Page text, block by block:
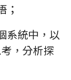
；
系統中，以
，分析探